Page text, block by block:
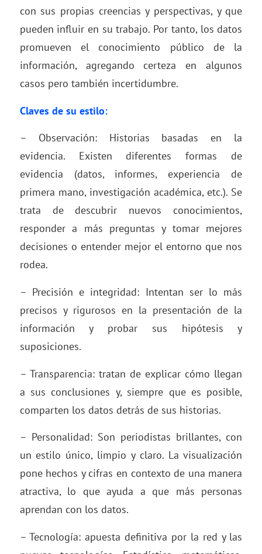
con sus propias creencias y perspectivas, y que
pueden influir en su trabajo. Por tanto, los datos
promueven el conocimiento público de la
información, agregando certeza en algunos
casos pero también incertidumbre.
Claves de su estilo:
– Observación: Historias basadas en la
evidencia. Existen diferentes formas de
evidencia (datos, informes, experiencia de
primera mano, investigación académica, etc.). Se
trata de descubrir nuevos conocimientos,
responder a más preguntas y tomar mejores
decisiones o entender mejor el entorno que nos
rodea.
– Precisión e integridad: Intentan ser lo más
precisos y rigurosos en la presentación de la
información y probar sus hipótesis y
suposiciones.
– Transparencia: tratan de explicar cómo llegan
a sus conclusiones y, siempre que es posible,
comparten los datos detrás de sus historias.
– Personalidad: Son periodistas brillantes, con
un estilo único, limpio y claro. La visualización
pone hechos y cifras en contexto de una manera
atractiva, lo que ayuda a que más personas
aprendan con los datos.
– Tecnología: apuesta definitiva por la red y las